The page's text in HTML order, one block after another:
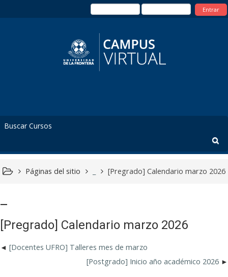
Entrar
Páginas del sitio [Pregrado] Calendario marzo 2026
[Pregrado] Calendario marzo 2026
[Docentes UFRO] Talleres mes de marzo
[Postgrado] Inicio año académico 2026